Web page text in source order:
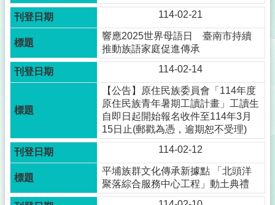
114-02-21
響應2025世界母語日 臺南市持續
推動族語家庭促進傳承
114-02-14
【公告】原住民族委員會「114年度
原住民族青年暑期工讀計畫」工讀生
自即日起開始報名收件至114年3月
15日止(郵戳為憑，逾期恕不受理)
114-02-12
平埔族群文化傳承新據點 「北頭洋
聚落綜合服務中心工程」動土典禮